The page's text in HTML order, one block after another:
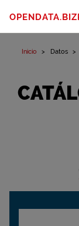
Inicio Datos